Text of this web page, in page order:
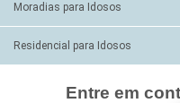
Moradias para Idosos
Residencial para Idosos
Entre em